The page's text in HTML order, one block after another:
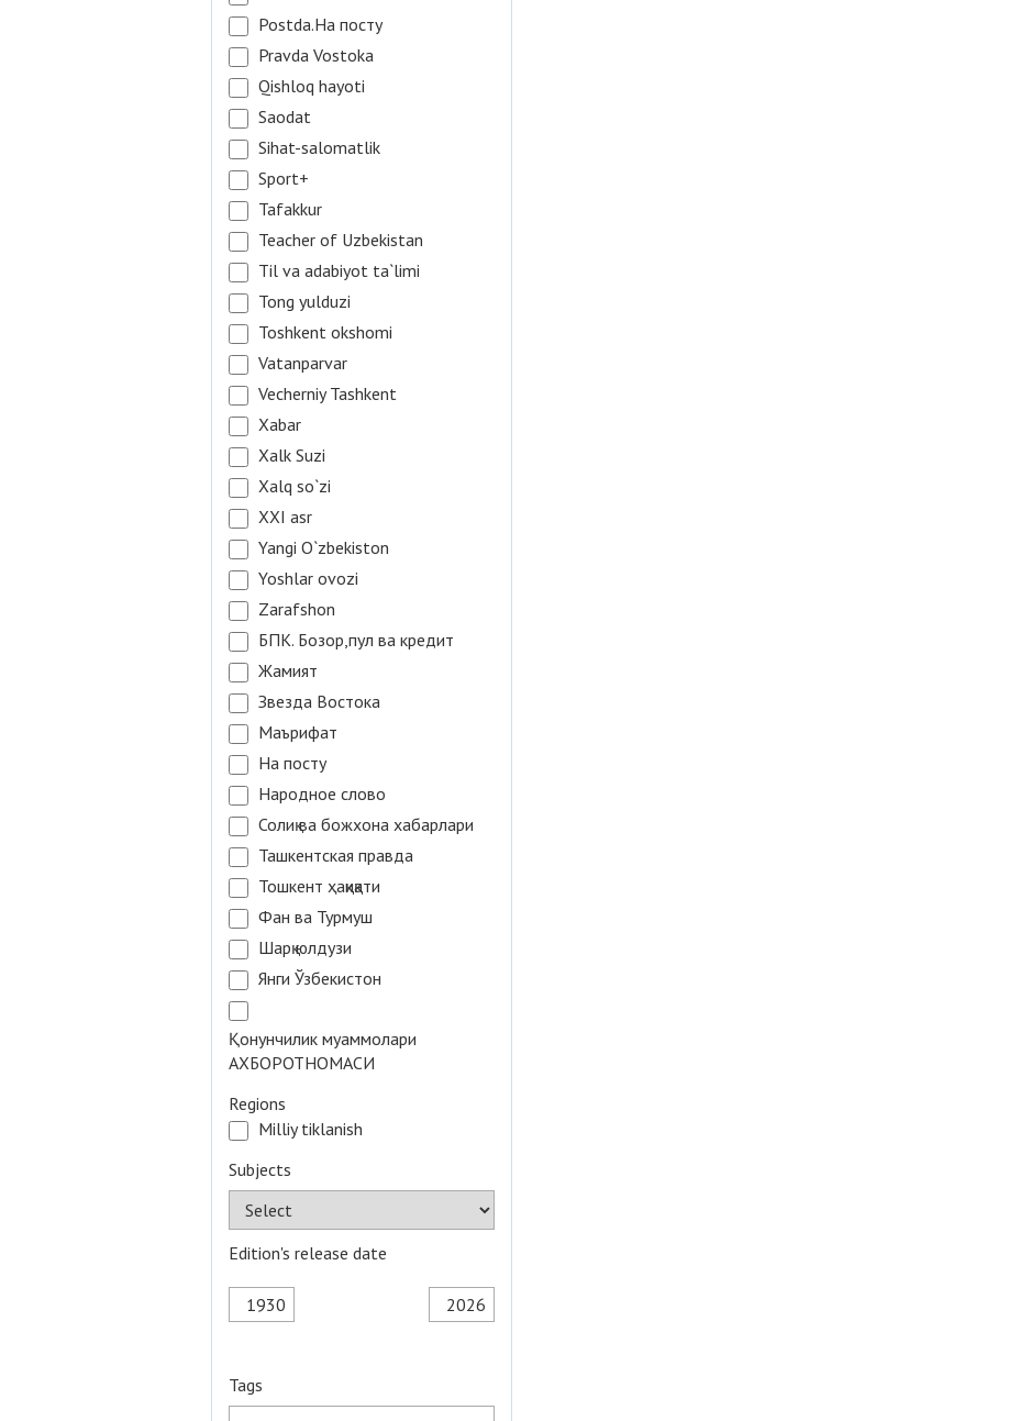
Postda.На посту
Pravda Vostoka
Qishloq hayoti
Saodat
Sihat-salomatlik
Sport+
Tafakkur
Teacher of Uzbekistan
Til va adabiyot ta`limi
Tong yulduzi
Toshkent okshomi
Vatanparvar
Vecherniy Tashkent
Xabar
Xalk Suzi
Xalq so`zi
XXI asr
Yangi O`zbekiston
Yoshlar ovozi
Zarafshon
БПК. Бозор,пул ва кредит
Жамият
Звезда Востока
Маърифат
На посту
Народное слово
Солиқ ва божхона хабарлари
Ташкентская правда
Тошкент ҳақиқати
Фан ва Турмуш
Шарқ юлдузи
Янги Ўзбекистон
Қонунчилик муаммолари
АХБОРОТНОМАСИ
Regions
Milliy tiklanish
Subjects
Edition's release date
Tags